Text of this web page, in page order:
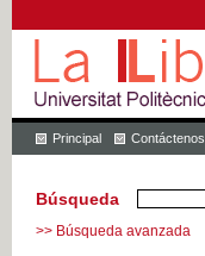
Principal Contáctenos
Búsqueda
>> Búsqueda avanzada